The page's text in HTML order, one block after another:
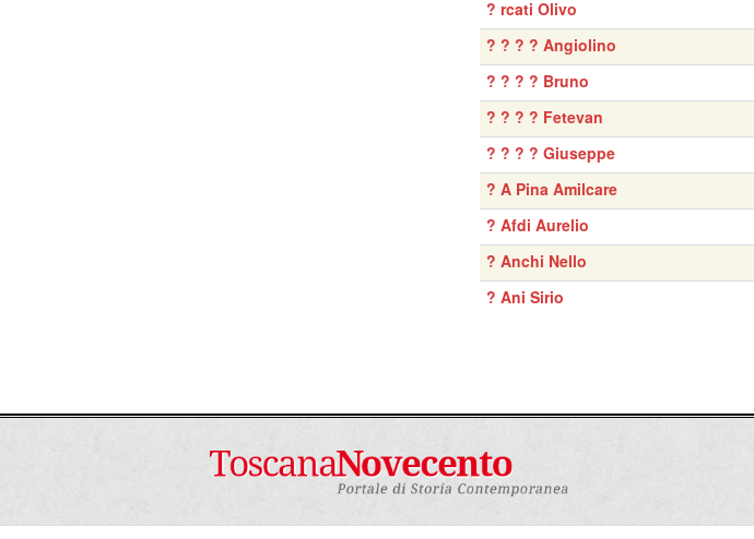
? rcati Olivo
? ? ? ? Angiolino
? ? ? ? Bruno
? ? ? ? Fetevan
? ? ? ? Giuseppe
? A Pina Amilcare
? Afdi Aurelio
? Anchi Nello
? Ani Sirio